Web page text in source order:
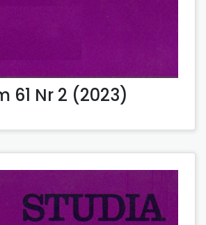
61 Nr 2 (2023)